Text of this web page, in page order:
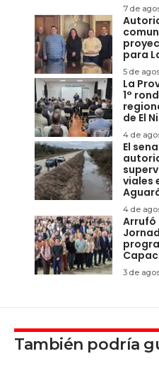
7 de
para
5 de
La
1°
de El
4 de
El
viales
4 de
Arrufó
3 de
También podría